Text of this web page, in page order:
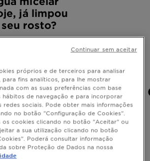
já limpou
rosto?
próprios e de terceiros para analisar
para fins analíticos, para lhe mostrar
com as suas preferências com base
hábitos de navegação e para incorporar
redes sociais. Pode obter mais informações
no botão "Configuração de Cookies".
os cookies clicando no botão "Aceitar" ou
a sua utilização clicando no botão
Poderá consultar informação
sobre Proteção de Dados na nossa
Continuar sem aceitar